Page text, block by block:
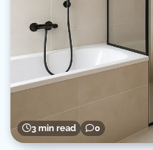
3 min read 0